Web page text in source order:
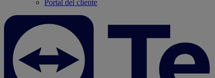
Portal del cliente